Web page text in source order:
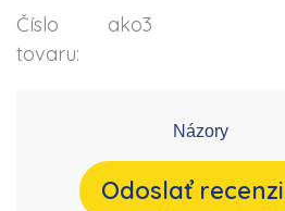
Číslo
tovaru:
ako3
Názory
Odoslať